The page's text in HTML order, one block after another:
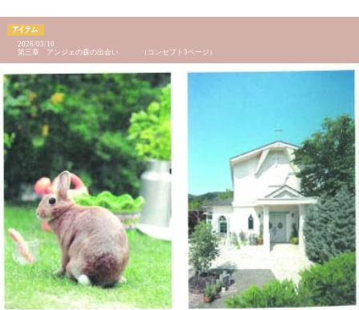
2026/03/10
第三章 アンジェの森の出会い （コンセプト3ページ）